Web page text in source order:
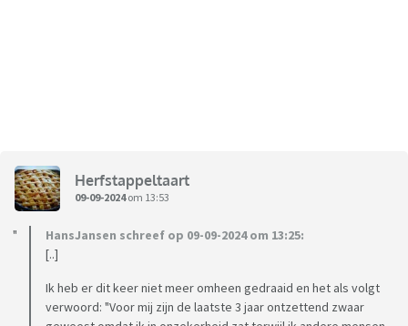
Herfstappeltaart
09-09-2024om 13:53
HansJansen schreef op 09-09-2024 om 13:25:
[..]
Ik heb er dit keer niet meer omheen gedraaid en het als volgt
verwoord: "Voor mij zijn de laatste 3 jaar ontzettend zwaar